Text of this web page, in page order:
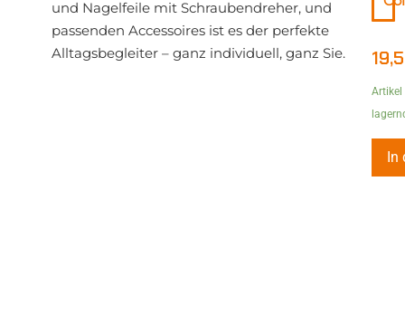
und Nagelfeile mit Schraubendreher, und
passenden Accessoires ist es der perfekte
Alltagsbegleiter – ganz individuell, ganz Sie.
Artikel